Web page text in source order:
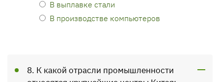
В выплавке стали
В производстве компьютеров
8. К какой отрасли промышленности